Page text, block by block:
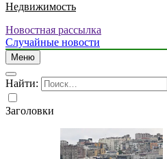
Недвижимость
Новостная рассылка
Случайные новости
Меню
Найти:
Заголовки